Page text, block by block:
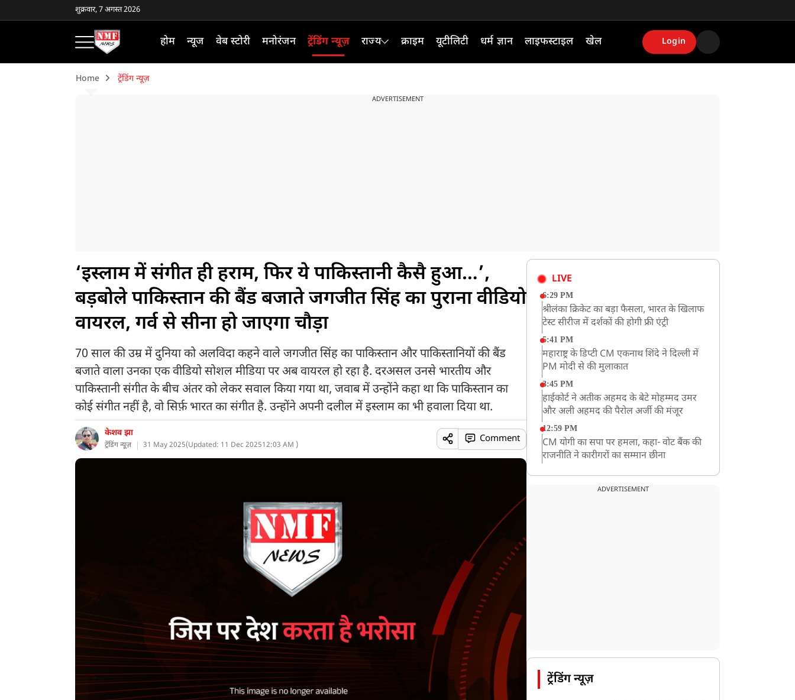
शुक्रवार, 7 अगस्त 2026
होम न्यूज वेब स्टोरी मनोरंजन ट्रेंडिंग न्यूज़ राज्य क्राइम यूटीलिटी धर्म ज्ञान लाइफस्टाइल खेल Login
Home ट्रेंडिंग न्यूज़
ADVERTISEMENT
‘इस्लाम में संगीत ही हराम, फिर ये पाकिस्तानी कैसै हुआ…’,
बड़बोले पाकिस्तान की बैंड बजाते जगजीत सिंह का पुराना वीडियो
वायरल, गर्व से सीना हो जाएगा चौड़ा
70 साल की उम्र में दुनिया को अलविदा कहने वाले जगजीत सिंह का पाकिस्तान और पाकिस्तानियों की बैंड
बजाते वाला उनका एक वीडियो सोशल मीडिया पर अब वायरल हो रहा है. दरअसल उनसे भारतीय और
पाकिस्तानी संगीत के बीच अंतर को लेकर सवाल किया गया था, जवाब में उन्होंने कहा था कि पाकिस्तान का
कोई संगीत नहीं है, वो सिर्फ़ भारत का संगीत है. उन्होंने अपनी दलील में इस्लाम का भी हवाला दिया था.
केशव झा
ट्रेंडिंग न्यूज़ 31 May 2025(Updated: 11 Dec 202512:03 AM )
Comment
LIVE
6:29 PM
श्रीलंका क्रिकेट का बड़ा फैसला, भारत के खिलाफ
टेस्ट सीरीज में दर्शकों की होगी फ्री एंट्री
5:41 PM
महाराष्ट्र के डिप्टी CM एकनाथ शिंदे ने दिल्ली में
PM मोदी से की मुलाकात
3:45 PM
हाईकोर्ट ने अतीक अहमद के बेटे मोहम्मद उमर
और अली अहमद की पैरोल अर्जी की मंजूर
12:59 PM
CM योगी का सपा पर हमला, कहा- वोट बैंक की
राजनीति ने कारीगरों का सम्मान छीना
रांची में अनशनकारी राहुल की तबीयत बिगड़ी!
ADVERTISEMENT
ट्रेंडिंग न्यूज़